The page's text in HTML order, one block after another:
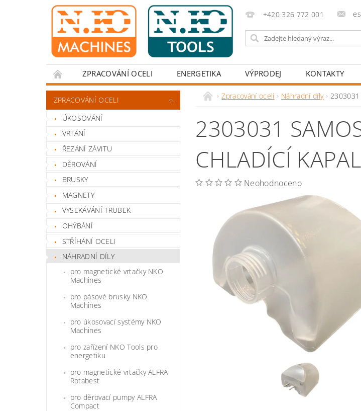
+420 326 772 001
ZPRACOVÁNÍ OCELI ENERGETIKA VÝPRODEJ KONTAKTY
ZPRACOVÁNÍ OCELI
ÚKOSOVÁNÍ
VRTÁNÍ
ŘEZÁNÍ ZÁVITU
DĚROVÁNÍ
BRUSKY
MAGNETY
VYSEKÁVÁNÍ TRUBEK
OHÝBÁNÍ
STŘÍHÁNÍ OCELI
NÁHRADNÍ DÍLY
pro magnetické vrtačky NKO
Machines
pro pásové brusky NKO
Machines
pro úkosovací systémy NKO
Machines
pro zařízení NKO Tools pro
energetiku
pro magnetické vrtačky ALFRA
Rotabest
pro děrovací pumpy ALFRA
Compact
Zpracování oceli Náhradní díly
2303031
CHLADÍCÍ
Neohodnoceno